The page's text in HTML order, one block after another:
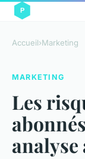
Accueil›Marketing
MARKETING
Les